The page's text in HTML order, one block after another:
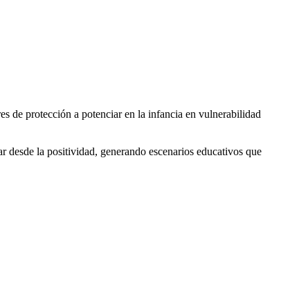
de protección a potenciar en la infancia en vulnerabilidad
la positividad, generando escenarios educativos que